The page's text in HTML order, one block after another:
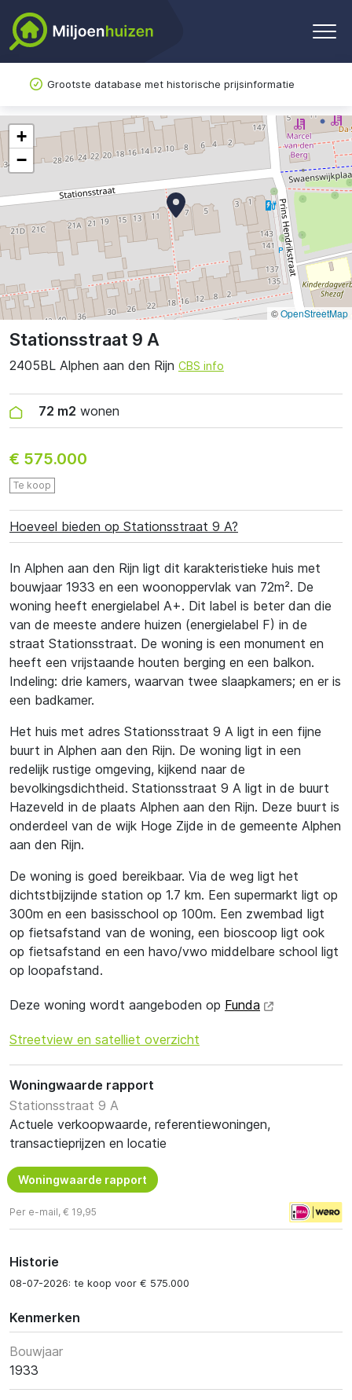
Grootste database met historische prijsinformatie
Stationsstraat 9 A
2405BL Alphen aan den Rijn CBS info
72 m2 wonen
€ 575.000
Te koop
Hoeveel bieden op Stationsstraat 9 A?
In Alphen aan den Rijn ligt dit karakteristieke huis met
bouwjaar 1933 en een woonoppervlak van 72m². De
woning heeft energielabel A+. Dit label is beter dan die
van de meeste andere huizen (energielabel F) in de
straat Stationsstraat. De woning is een monument en
heeft een vrijstaande houten berging en een balkon.
Indeling: drie kamers, waarvan twee slaapkamers; en er is
een badkamer.
Het huis met adres Stationsstraat 9 A ligt in een fijne
buurt in Alphen aan den Rijn. De woning ligt in een
redelijk rustige omgeving, kijkend naar de
bevolkingsdichtheid. Stationsstraat 9 A ligt in de buurt
Hazeveld in de plaats Alphen aan den Rijn. Deze buurt is
onderdeel van de wijk Hoge Zijde in de gemeente Alphen
aan den Rijn.
De woning is goed bereikbaar. Via de weg ligt het
dichtstbijzijnde station op 1.7 km. Een supermarkt ligt op
300m en een basisschool op 100m. Een zwembad ligt
op fietsafstand van de woning, een bioscoop ligt ook
op fietsafstand en een havo/vwo middelbare school ligt
op loopafstand.
Deze woning wordt aangeboden op Funda
Streetview en satelliet overzicht
Woningwaarde rapport
Stationsstraat 9 A
Actuele verkoopwaarde, referentiewoningen,
transactieprijzen en locatie
Woningwaarde rapport
Per e-mail, € 19,95
Historie
08-07-2026: te koop voor € 575.000
Kenmerken
Bouwjaar
1933
+
−
©OpenStreetMap